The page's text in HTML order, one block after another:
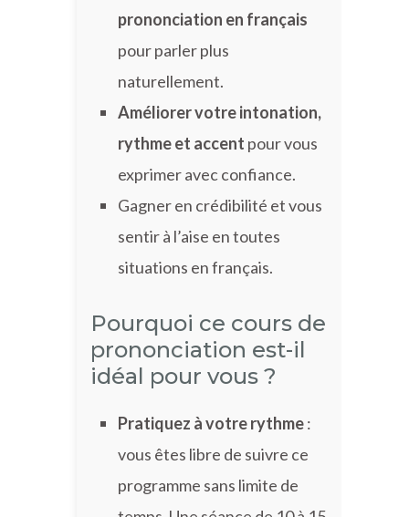
prononciation en français
pour parler plus
naturellement.
Améliorer votre intonation,
rythme et accent pour vous
exprimer avec confiance.
Gagner en crédibilité et vous
sentir à l’aise en toutes
situations en français.
Pourquoi ce cours de
prononciation est-il
idéal pour vous ?
Pratiquez à votre rythme:
vous êtes libre de suivre ce
programme sans limite de